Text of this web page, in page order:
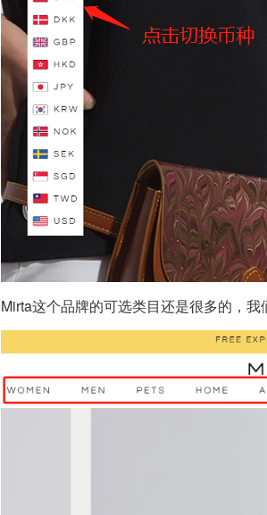
Mirta这个品牌的可选类目还是很多的，我